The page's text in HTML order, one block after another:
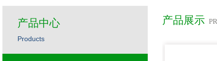
产品展示
产品中心
Products